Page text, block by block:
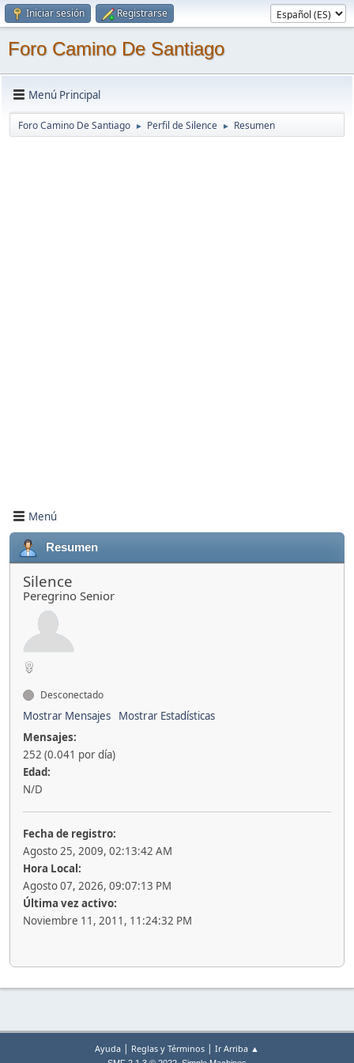
Iniciar sesión Registrarse
Foro Camino De Santiago
Menú Principal
Foro Camino De Santiago ► Perfil de Silence ► Resumen
Menú
Resumen
Silence
Peregrino Senior
Desconectado
Mostrar Mensajes
Mostrar Estadísticas
Mensajes:
252 (0.041 por día)
Edad:
N/D
Fecha de registro:
Agosto 25, 2009, 02:13:42 AM
Hora Local:
Agosto 07, 2026, 09:07:13 PM
Última vez activo:
Noviembre 11, 2011, 11:24:32 PM
Ayuda | Reglas y Términos | Ir Arriba ▲